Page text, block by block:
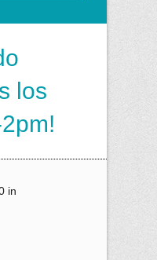
los
in